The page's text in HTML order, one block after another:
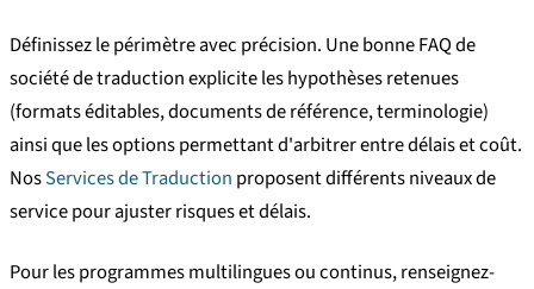
Définissez le périmètre avec précision. Une bonne FAQ de
société de traduction explicite les hypothèses retenues
(formats éditables, documents de référence, terminologie)
ainsi que les options permettant d'arbitrer entre délais et coût.
NosServices de Traduction proposent différents niveaux de
service pour ajuster risques et délais.
Pour les programmes multilingues ou continus, renseignez-